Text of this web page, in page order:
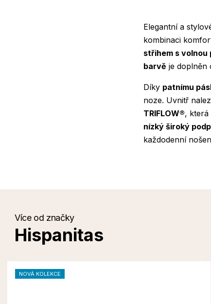
Elegantní a
kombinaci
střihem s volnou
barvě je doplněn
Díky patnímu
noze. Uvnitř
TRIFLOW®, která
nízký široký
každodenní
Více od značky
Hispanitas
NOVÁ KOLEKCE